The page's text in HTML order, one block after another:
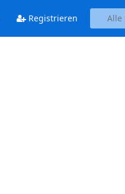
Registrieren